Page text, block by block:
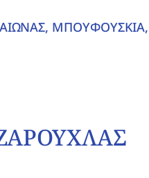
ΜΠΟΥΦΟΥΣΚΙΑ,